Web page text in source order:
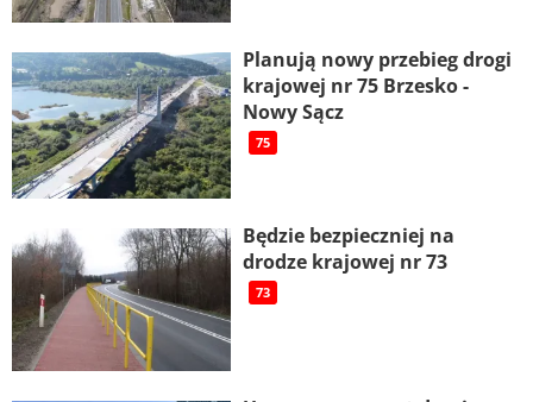
Planują nowy przebieg drogi
krajowej nr 75 Brzesko -
Nowy Sącz
75
Będzie bezpieczniej na
drodze krajowej nr 73
73